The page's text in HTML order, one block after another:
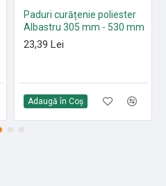
Paduri curățenie poliester
Albastru 305 mm - 530 mm
23,39 Lei
Adaugă în Coş